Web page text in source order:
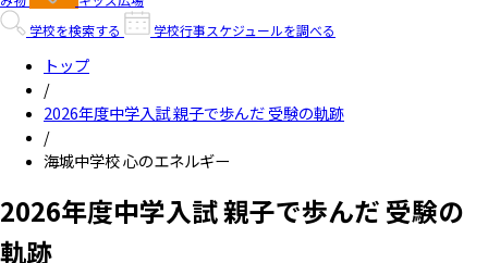
学校を検索する
学校行事スケジュールを調べる
トップ
/
2026年度中学入試 親子で歩んだ 受験の軌跡
/
海城中学校 心のエネルギー
2026年度中学入試 親子で歩んだ 受験の
軌跡